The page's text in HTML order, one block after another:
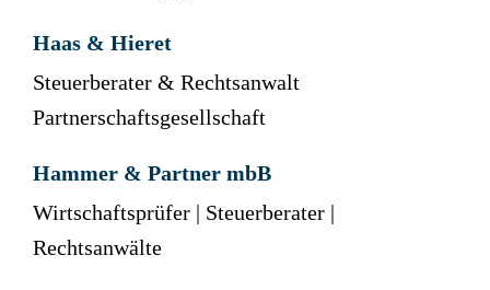
Haas & Hieret
Steuerberater & Rechtsanwalt
Partnerschaftsgesellschaft
Hammer & Partner mbB
Wirtschaftsprüfer | Steuerberater |
Rechtsanwälte